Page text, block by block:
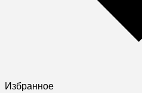
Избранное